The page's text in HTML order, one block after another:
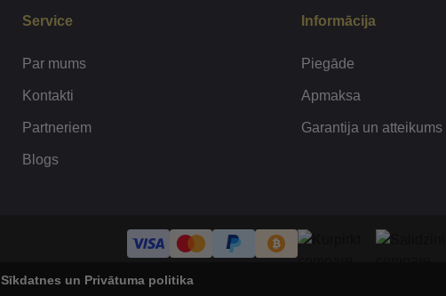
Service
Par mums
Kontakti
Partneriem
Blogs
Informācija
Piegāde
Apmaksa
Garantija un atteikums
Sīkdatnes un Privātuma politika